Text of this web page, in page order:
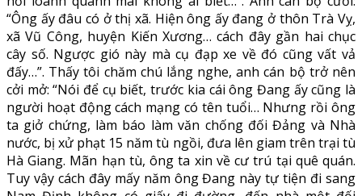
“Ông ấy đâu có ở thị xã. Hiện ông ấy đang ở thôn Trà Vỵ,
xã Vũ Công, huyện Kiến Xương… cách đây gần hai chục
cây số. Ngược gió này mà cụ đạp xe về đó cũng vất vả
đấy…”. Thấy tôi chăm chú lắng nghe, anh cán bộ trở nên
cởi mở: “Nói để cụ biết, trước kia cái ông Đang ấy cũng là
người hoạt động cách mạng có tên tuổi… Nhưng rồi ông
ta giở chứng, làm báo làm văn chống đối Đảng và Nhà
nước, bị xử phạt 15 năm tù ngồi, đưa lên giam trên trại tù
Hà Giang. Mãn hạn tù, ông ta xin về cư trú tại quê quán.
Tuy vậy cách đây mấy năm ông Đang này tự tiện đi sang